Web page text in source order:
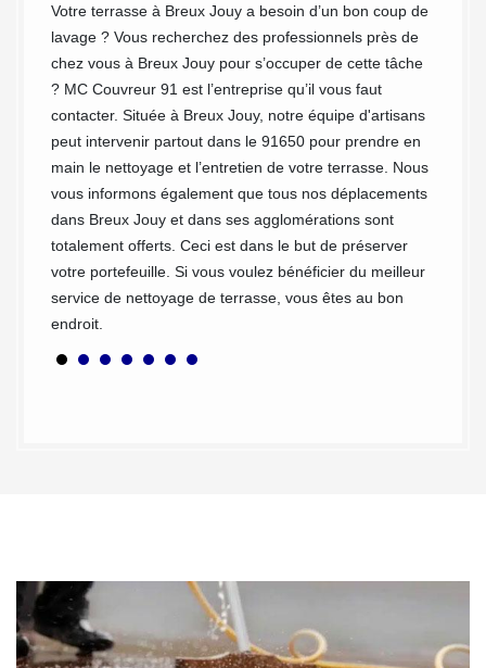
Votre terrasse à Breux Jouy a besoin d’un bon coup de
lavage ? Vous recherchez des professionnels près de
chez vous à Breux Jouy pour s’occuper de cette tâche
? MC Couvreur 91 est l’entreprise qu’il vous faut
contacter. Située à Breux Jouy, notre équipe d'artisans
peut intervenir partout dans le 91650 pour prendre en
main le nettoyage et l’entretien de votre terrasse. Nous
vous informons également que tous nos déplacements
dans Breux Jouy et dans ses agglomérations sont
totalement offerts. Ceci est dans le but de préserver
votre portefeuille. Si vous voulez bénéficier du meilleur
service de nettoyage de terrasse, vous êtes au bon
endroit.